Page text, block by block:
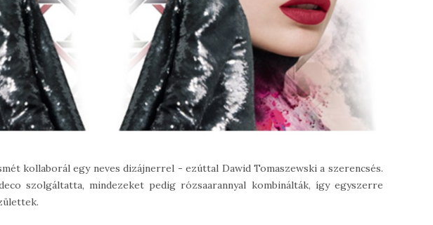
kollaborál egy neves dizájnerrel - ezúttal Dawid Tomaszewski a szerencsés.
szolgáltatta, mindezeket pedig rózsaarannyal kombinálták, így egyszerre